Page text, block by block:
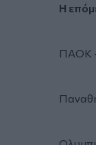
Η
ΠΑΟΚ -